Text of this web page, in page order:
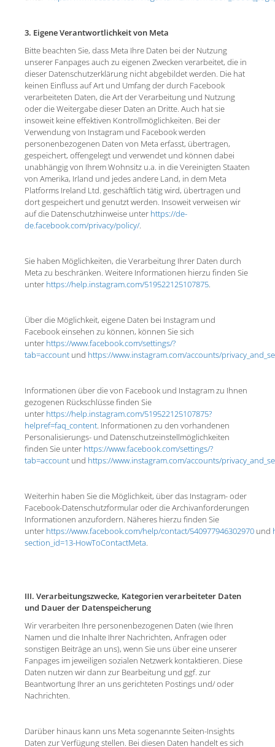
3. Eigene Verantwortlichkeit von Meta
Bitte beachten Sie, dass Meta Ihre Daten bei der Nutzung
unserer Fanpages auch zu eigenen Zwecken verarbeitet, die in
dieser Datenschutzerklärung nicht abgebildet werden. Die hat
keinen Einfluss auf Art und Umfang der durch Facebook
verarbeiteten Daten, die Art der Verarbeitung und Nutzung
oder die Weitergabe dieser Daten an Dritte. Auch hat sie
insoweit keine effektiven Kontrollmöglichkeiten. Bei der
Verwendung von Instagram und Facebook werden
personenbezogenen Daten von Meta erfasst, übertragen,
gespeichert, offengelegt und verwendet und können dabei
unabhängig von Ihrem Wohnsitz u.a. in die Vereinigten Staaten
von Amerika, Irland und jedes andere Land, in dem Meta
Platforms Ireland Ltd. geschäftlich tätig wird, übertragen und
dort gespeichert und genutzt werden. Insoweit verweisen wir
auf die Datenschutzhinweise unter https://de-
de.facebook.com/privacy/policy/.
Sie haben Möglichkeiten, die Verarbeitung Ihrer Daten durch
Meta zu beschränken. Weitere Informationen hierzu finden Sie
unter https://help.instagram.com/519522125107875.
Über die Möglichkeit, eigene Daten bei Instagram und
Facebook einsehen zu können, können Sie sich
unter https://www.facebook.com/settings/?
tab=accountund https://www.instagram.com/accounts/
Informationen über die von Facebook und Instagram zu Ihnen
gezogenen Rückschlüsse finden Sie
unter https://help.instagram.com/519522125107875?
helpref=faq_content. Informationen zu den vorhandenen
Personalisierungs- und Datenschutzeinstellmöglichkeiten
finden Sie unter https://www.facebook.com/settings/?
tab=accountund https://www.instagram.com/accounts/
Weiterhin haben Sie die Möglichkeit, über das Instagram- oder
Facebook-Datenschutzformular oder die Archivanforderungen
Informationen anzufordern. Näheres hierzu finden Sie
unter https://www.facebook.com/help/contact/540977946302970und
section_id=13-HowToContactMeta.
III. Verarbeitungszwecke, Kategorien verarbeiteter Daten
und Dauer der Datenspeicherung
Wir verarbeiten Ihre personenbezogenen Daten (wie Ihren
Namen und die Inhalte Ihrer Nachrichten, Anfragen oder
sonstigen Beiträge an uns), wenn Sie uns über eine unserer
Fanpages im jeweiligen sozialen Netzwerk kontaktieren. Diese
Daten nutzen wir dann zur Bearbeitung und ggf. zur
Beantwortung Ihrer an uns gerichteten Postings und/ oder
Nachrichten.
Darüber hinaus kann uns Meta sogenannte Seiten-Insights
Daten zur Verfügung stellen. Bei diesen Daten handelt es sich